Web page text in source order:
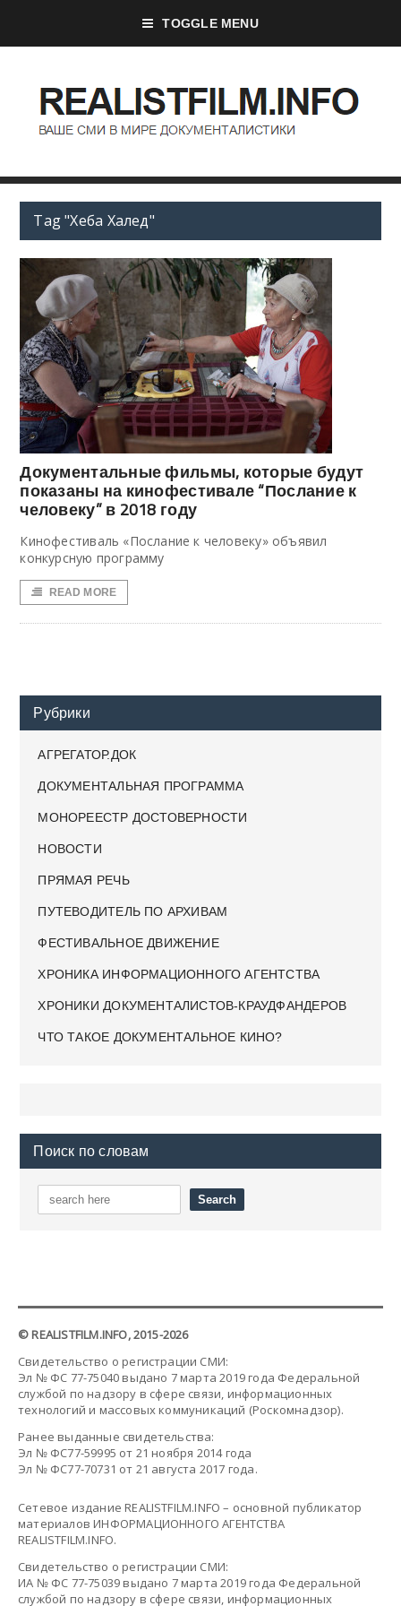
TOGGLE MENU
Tag "Хеба Халед"
Документальные фильмы, которые будут
показаны на кинофестивале “Послание к
человеку” в 2018 году
Кинофестиваль «Послание к человеку» объявил
конкурсную программу
READ MORE
Рубрики
АГРЕГАТОР.ДОК
ДОКУМЕНТАЛЬНАЯ ПРОГРАММА
МОНОРЕЕСТР ДОСТОВЕРНОСТИ
НОВОСТИ
ПРЯМАЯ РЕЧЬ
ПУТЕВОДИТЕЛЬ ПО АРХИВАМ
ФЕСТИВАЛЬНОЕ ДВИЖЕНИЕ
ХРОНИКА ИНФОРМАЦИОННОГО АГЕНТСТВА
ХРОНИКИ ДОКУМЕНТАЛИСТОВ-КРАУДФАНДЕРОВ
ЧТО ТАКОЕ ДОКУМЕНТАЛЬНОЕ КИНО?
Поиск по словам
© REALISTFILM.INFO, 2015-2026
Свидетельство о регистрации СМИ:
Эл № ФС 77-75040 выдано 7 марта 2019 года Федеральной
службой по надзору в сфере связи, информационных
технологий и массовых коммуникаций (Роскомнадзор).
Ранее выданные свидетельства:
Эл № ФС77-59995 от 21 ноября 2014 года
Эл № ФС77-70731 от 21 августа 2017 года.
Сетевое издание REALISTFILM.INFO – основной публикатор
материалов ИНФОРМАЦИОННОГО АГЕНТСТВА
REALISTFILM.INFO.
Свидетельство о регистрации СМИ:
ИА № ФС 77-75039 выдано 7 марта 2019 года Федеральной
службой по надзору в сфере связи, информационных